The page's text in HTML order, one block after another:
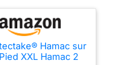
Hamac sur
Pied XXL Hamac 2